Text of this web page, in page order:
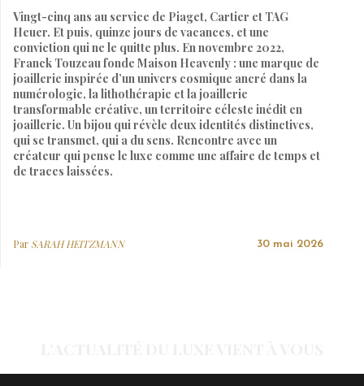
Vingt-cinq ans au service de Piaget, Cartier et TAG
Heuer. Et puis, quinze jours de vacances, et une
conviction qui ne le quitte plus. En novembre 2022,
Franck Touzeau fonde Maison Heavenly : une marque de
joaillerie inspirée d’un univers cosmique ancré dans la
numérologie, la lithothérapie et la joaillerie
transformable créative, un territoire céleste inédit en
joaillerie. Un bijou qui révèle deux identités distinctives,
qui se transmet, qui a du sens. Rencontre avec un
créateur qui pense le luxe comme une affaire de temps et
de traces laissées.
Par SARAH HEITZMANN 30 mai 2026